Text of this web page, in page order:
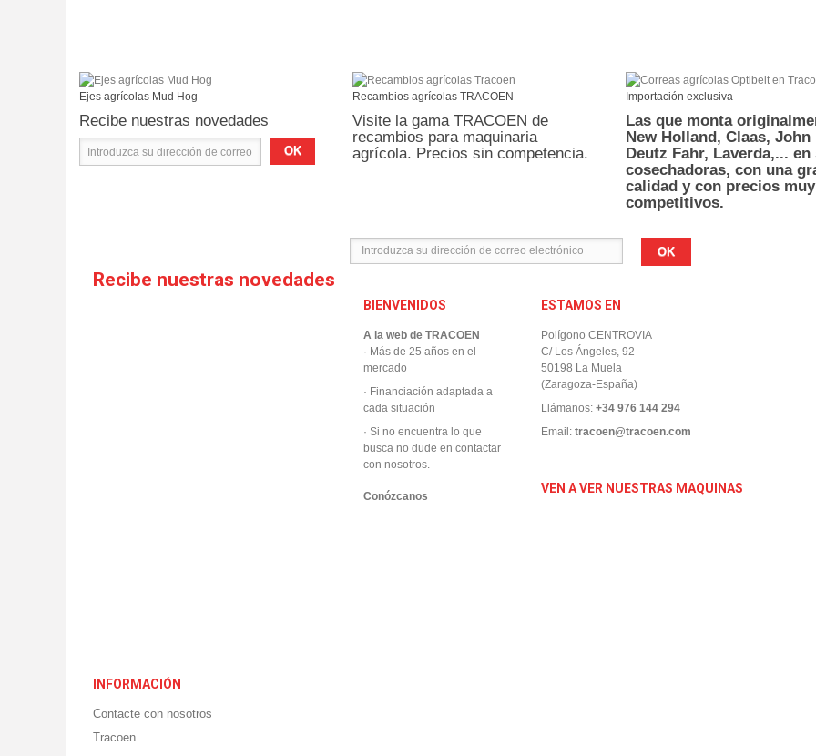
Ejes agrícolas Mud Hog
Recibe nuestras novedades
OK
Recambios agrícolas TRACOEN
Visite la gama TRACOEN de
recambios para maquinaria
agrícola. Precios sin competencia.
Importación exclusiva
Las que monta
New Holland, Claas, John
Deutz Fahr, Laverda,... en
cosechadoras, con una
calidad y con precios muy
competitivos.
Recibe nuestras novedades
OK
BIENVENIDOS
A la web de TRACOEN
· Más de 25 años en el
mercado
· Financiación adaptada a
cada situación
· Si no encuentra lo que
busca no dude en contactar
con nosotros.
Conózcanos
ESTAMOS EN
Polígono CENTROVIA
C/ Los Ángeles, 92
50198 La Muela
(Zaragoza-España)
Llámanos: +34 976 144 294
Email: tracoen@tracoen.com
VEN A VER NUESTRAS MAQUINAS
INFORMACIÓN
Contacte con nosotros
Tracoen